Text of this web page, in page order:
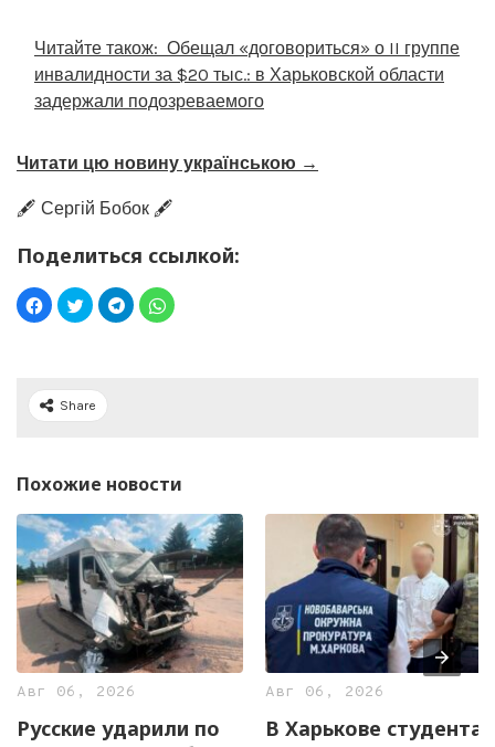
Читайте також: Обещал «договориться» о II группе
инвалидности за $20 тыс.: в Харьковской области
задержали подозреваемого
Читати цю новину українською →
🖋️ Сергій Бобок 🖋️
Поделиться ссылкой:
Share
Похожие новости
Авг 06, 2026
Русские ударили по
Авг 06, 2026
В Харькове студента